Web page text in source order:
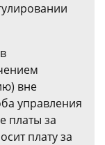
вне
управления
платы за
плату за